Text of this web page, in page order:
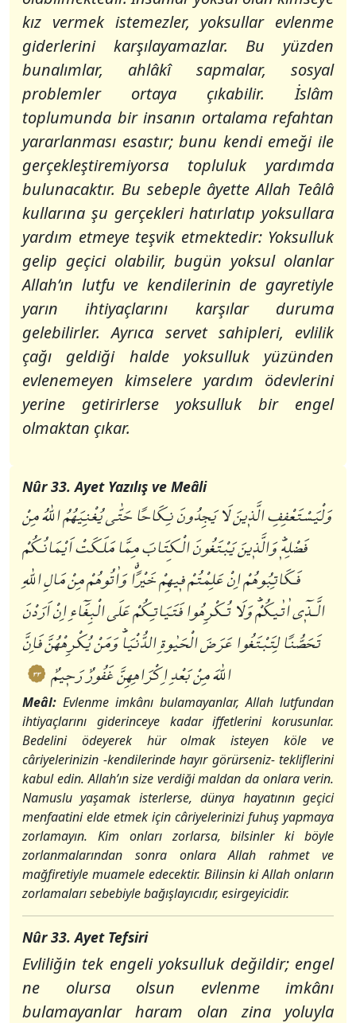
kız vermek istemezler, yoksullar evlenme
giderlerini karşılayamazlar. Bu yüzden
bunalımlar, ahlâkî sapmalar, sosyal
problemler ortaya çıkabilir. İslâm
toplumunda bir insanın ortalama refahtan
yararlanması esastır; bunu kendi emeği ile
gerçekleştiremiyorsa topluluk yardımda
bulunacaktır. Bu sebeple âyette Allah Teâlâ
kullarına şu gerçekleri hatırlatıp yoksullara
yardım etmeye teşvik etmektedir: Yoksulluk
gelip geçici olabilir, bugün yoksul olanlar
Allah’ın lutfu ve kendilerinin de gayretiyle
yarın ihtiyaçlarını karşılar duruma
gelebilirler. Ayrıca servet sahipleri, evlilik
çağı geldiği halde yoksulluk yüzünden
evlenemeyen kimselere yardım ödevlerini
yerine getirirlerse yoksulluk bir engel
olmaktan çıkar.
Nûr 33. Ayet Yazılış ve Meâli
وَلْيَسْتَعْفِفِ الَّذٖينَ لَا يَجِدُونَ نِكَاحاً حَتّٰى يُغْنِيَهُمُ اللّٰهُ مِنْ
فَضْلِهٖؕ وَالَّذٖينَ يَبْتَغُونَ الْكِتَابَ مِمَّا مَلَكَتْ اَيْمَانُكُمْ
فَكَاتِبُوهُمْ اِنْ عَلِمْتُمْ فٖيهِمْ خَيْراًࣗ وَاٰتُوهُمْ مِنْ مَالِ اللّٰهِ
الَّـذٖٓي اٰتٰيكُمْؕ وَلَا تُكْرِهُوا فَتَيَاتِكُمْ عَلَى الْبِغَٓاءِ اِنْ اَرَدْنَ
تَحَصُّناً لِتَبْتَغُوا عَرَضَ الْحَيٰوةِ الدُّنْيَاؕ وَمَنْ يُكْرِهْهُنَّ فَاِنَّ
اللّٰهَ مِنْ بَعْدِ اِكْرَاهِهِنَّ غَفُورٌ رَحٖيمٌ ٣٣
Meâl: Evlenme imkânı bulamayanlar, Allah lutfundan
ihtiyaçlarını giderinceye kadar iffetlerini korusunlar.
Bedelini ödeyerek hür olmak isteyen köle ve
câriyelerinizin -kendilerinde hayır görürseniz- tekliflerini
kabul edin. Allah’ın size verdiği maldan da onlara verin.
Namuslu yaşamak isterlerse, dünya hayatının geçici
menfaatini elde etmek için câriyelerinizi fuhuş yapmaya
zorlamayın. Kim onları zorlarsa, bilsinler ki böyle
zorlanmalarından sonra onlara Allah rahmet ve
mağfiretiyle muamele edecektir. Bilinsin ki Allah onların
zorlamaları sebebiyle bağışlayıcıdır, esirgeyicidir.
Nûr 33. Ayet Tefsiri
Evliliğin tek engeli yoksulluk değildir; engel
ne olursa olsun evlenme imkânı
bulamayanlar haram olan zina yoluyla